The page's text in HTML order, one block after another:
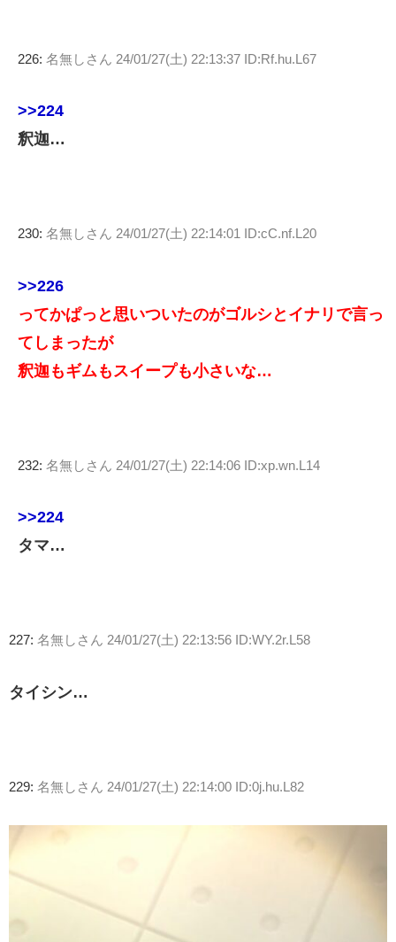
226: 名無しさん 24/01/27(土) 22:13:37 ID:Rf.hu.L67
>>224
釈迦…
230: 名無しさん 24/01/27(土) 22:14:01 ID:cC.nf.L20
>>226
ってかぱっと思いついたのがゴルシとイナリで言っ
てしまったが
釈迦もギムもスイープも小さいな…
232: 名無しさん 24/01/27(土) 22:14:06 ID:xp.wn.L14
>>224
タマ…
227: 名無しさん 24/01/27(土) 22:13:56 ID:WY.2r.L58
タイシン…
229: 名無しさん 24/01/27(土) 22:14:00 ID:0j.hu.L82